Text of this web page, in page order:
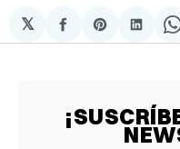
𝕏
Compartir
en
Share
on
en